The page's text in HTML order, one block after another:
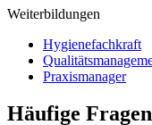
Weiterbildungen
Hygienefachkraft
Praxismanager
Häufige